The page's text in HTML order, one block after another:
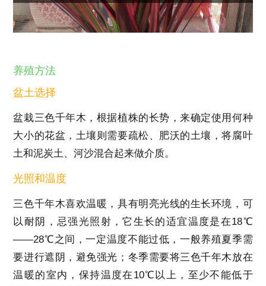
养殖方法
盆土选择
盆栽三色千年木，根据植株的长势，来确定使用何种
大小的花盆，土壤则需要疏松、肥沃的土壤，将腐叶
土和泥炭土、河沙混合起来做介质。
光照和温度
三色千年木喜欢温暖，具有明亮光线的生长环境，可
以耐阴，忌强光照射，它生长的适宜温度是在18℃
——28℃之间，一定温度不能过低，一般养殖夏季需
要进行遮阴，避免强光；冬季需要将三色千年木放在
温暖的室内，保持温度在10℃以上，至少不能低于